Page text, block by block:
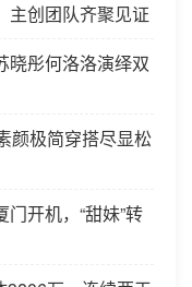
主创团队齐聚见证
晓彤何洛洛演绎双
颜极简穿搭尽显松
开机，“甜妹”转